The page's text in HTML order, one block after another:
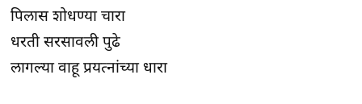
पिलास शोधण्या चारा
धरती सरसावली पुढे
लागल्या वाहू प्रयत्नांच्या धारा